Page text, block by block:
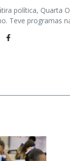
política, Quarta
Teve programas